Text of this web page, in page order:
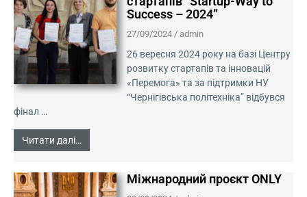
Success – 2024”
27/09/2024 / admin
26 вересня 2024 року на базі Центру
розвитку стартапів та інновацій
«Перемога» та за підтримки НУ
“Чернігівська політехніка” відбувся
фінал …
Читати далі…
Міжнародний проєкт ONLY